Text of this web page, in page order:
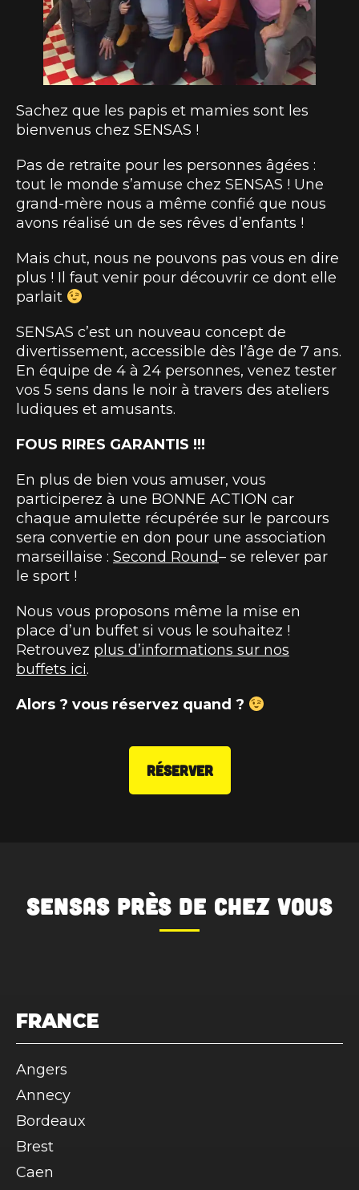
Sachez que les papis et mamies sont les
bienvenus chez SENSAS !
Pas de retraite pour les personnes âgées :
tout le monde s’amuse chez SENSAS ! Une
grand-mère nous a même confié que nous
avons réalisé un de ses rêves d’enfants !
Mais chut, nous ne pouvons pas vous en dire
plus ! Il faut venir pour découvrir ce dont elle
parlait
SENSAS c’est un nouveau concept de
divertissement, accessible dès l’âge de 7 ans.
En équipe de 4 à 24 personnes, venez tester
vos 5 sens dans le noir à travers des ateliers
ludiques et amusants.
FOUS RIRES GARANTIS !!!
En plus de bien vous amuser, vous
participerez à une BONNE ACTION car
chaque amulette récupérée sur le parcours
sera convertie en don pour une association
marseillaise : Second Round– se relever par
le sport !
Nous vous proposons même la mise en
place d’un buffet si vous le souhaitez !
Retrouvez plus d’informations sur nos
buffets ici.
Alors ? vous réservez quand ?
RÉSERVER
SENSAS près de chez vous
FRANCE
Angers
Annecy
Bordeaux
Brest
Caen